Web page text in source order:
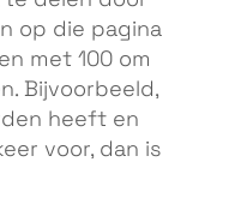
op die pagina
met 100 om
Bijvoorbeeld,
heeft en
voor, dan is